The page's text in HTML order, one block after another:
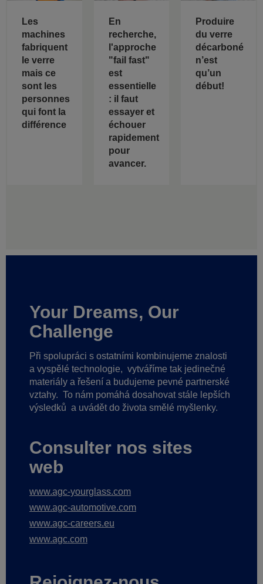
Les
machines
fabriquent
le verre
mais ce
sont les
personnes
qui font la
différence
En
recherche,
l'approche
"fail fast"
est
essentielle
: il faut
essayer et
échouer
rapidement
pour
avancer.
Produire
du verre
décarboné
n’est
qu’un
début!
Your Dreams, Our
Challenge
Při spolupráci s ostatními kombinujeme znalosti
a vyspělé technologie, vytváříme tak jedinečné
materiály a řešení a budujeme pevné partnerské
vztahy. To nám pomáhá dosahovat stále lepších
výsledků a uvádět do života smělé myšlenky.
Consulter nos sites
web
www.agc-yourglass.com
www.agc-automotive.com
www.agc-careers.eu
www.agc.com